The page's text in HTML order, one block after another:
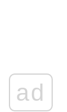
ad